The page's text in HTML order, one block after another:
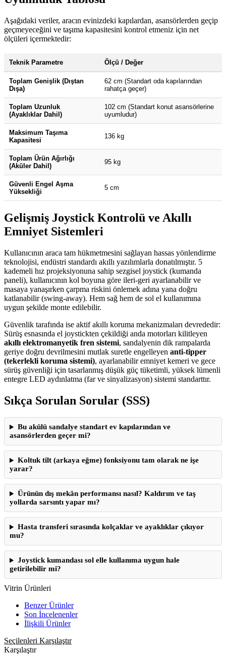
Aşağıdaki veriler, aracın evinizdeki kapılardan, asansörlerden geçip
geçmeyeceğini ve taşıma kapasitesini kontrol etmeniz için net
ölçüleri içermektedir:
Teknik Parametre Ölçü / Değer
Toplam Genişlik (Dıştan
Dışa)
62 cm (Standart oda kapılarından
rahatça geçer)
Toplam Uzunluk
(Ayaklıklar Dahil)
102 cm (Standart konut asansörlerine
uyumludur)
Maksimum Taşıma
Kapasitesi
136 kg
Toplam Ürün Ağırlığı
(Aküler Dahil)
95 kg
Güvenli Engel Aşma
Yüksekliği
5 cm
Gelişmiş Joystick Kontrolü ve Akıllı
Emniyet Sistemleri
Kullanıcının araca tam hükmetmesini sağlayan hassas yönlendirme
teknolojisi, endüstri standardı akıllı yazılımlarla donatılmıştır. 5
kademeli hız projeksiyonuna sahip sezgisel joystick (kumanda
paneli), kullanıcının kol boyuna göre ileri-geri ayarlanabilir ve
masaya yanaşırken çarpma riskini önlemek adına yana doğru
katlanabilir (swing-away). Hem sağ hem de sol el kullanımına
uygun şekilde monte edilebilir.
Güvenlik tarafında ise aktif akıllı koruma mekanizmaları devrededir:
Sürüş esnasında el joystickten çekildiği anda motorları kilitleyen
akıllı elektromanyetik fren sistemi, sandalyenin dik rampalarda
geriye doğru devrilmesini mutlak suretle engelleyen anti-tipper
(tekerlekli koruma sistemi), ayarlanabilir emniyet kemeri ve gece
sürüş güvenliği için tasarlanmış düşük güç tüketimli, yüksek lümenli
entegre LED aydınlatma (far ve sinyalizasyon) sistemi standarttır.
Sıkça Sorulan Sorular (SSS)
Bu akülü sandalye standart ev kapılarından ve
asansörlerden geçer mi?
Koltuk tilt (arkaya eğme) fonksiyonu tam olarak ne işe
yarar?
Ürünün dış mekân performansı nasıl? Kaldırım ve taş
yollarda sarsıntı yapar mı?
Hasta transferi sırasında kolçaklar ve ayaklıklar çıkıyor
mu?
Joystick kumandası sol elle kullanıma uygun hale
getirilebilir mi?
Vitrin Ürünleri
Benzer Ürünler
Son İncelenenler
İlişkili Ürünler
Seçilenleri Karşılaştır
Karşılaştır